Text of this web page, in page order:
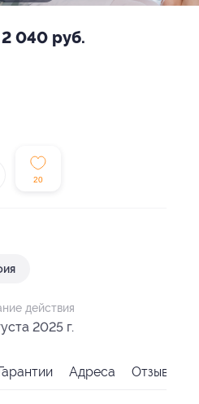
040 руб.
20
действия
2025 г.
Адреса Отзывы